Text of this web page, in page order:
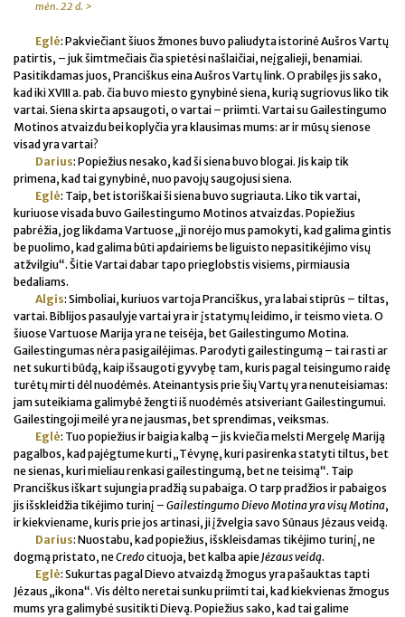
mėn. 22 d. >
Eglė: Pakviečiant šiuos žmones buvo paliudyta istorinė Aušros Vartų
patirtis, – juk šimtmečiais čia spietėsi našlaičiai, neįgalieji, benamiai.
Pasitikdamas juos, Pranciškus eina Aušros Vartų link. O prabilęs jis sako,
kad iki XVIII a. pab. čia buvo miesto gynybinė siena, kurią sugriovus liko tik
vartai. Siena skirta apsaugoti, o vartai – priimti. Vartai su Gailestingumo
Motinos atvaizdu bei koplyčia yra klausimas mums: ar ir mūsų sienose
visad yra vartai?
Darius: Popiežius nesako, kad ši siena buvo blogai. Jis kaip tik
primena, kad tai gynybinė, nuo pavojų saugojusi siena.
Eglė: Taip, bet istoriškai ši siena buvo sugriauta. Liko tik vartai,
kuriuose visada buvo Gailestingumo Motinos atvaizdas. Popiežius
pabrėžia, jog likdama Vartuose „ji norėjo mus pamokyti, kad galima gintis
be puolimo, kad galima būti apdairiems be liguisto nepasitikėjimo visų
atžvilgiu“. Šitie Vartai dabar tapo prieglobstis visiems, pirmiausia
bedaliams.
Algis: Simboliai, kuriuos vartoja Pranciškus, yra labai stiprūs – tiltas,
vartai. Biblijos pasaulyje vartai yra ir įstatymų leidimo, ir teismo vieta. O
šiuose Vartuose Marija yra ne teisėja, bet Gailestingumo Motina.
Gailestingumas nėra pasigailėjimas. Parodyti gailestingumą – tai rasti ar
net sukurti būdą, kaip išsaugoti gyvybę tam, kuris pagal teisingumo raidę
turėtų mirti dėl nuodėmės. Ateinantysis prie šių Vartų yra nenuteisiamas:
jam suteikiama galimybė žengti iš nuodėmės atsiveriant Gailestingumui.
Gailestingoji meilė yra ne jausmas, bet sprendimas, veiksmas.
Eglė: Tuo popiežius ir baigia kalbą – jis kviečia melsti Mergelę Mariją
pagalbos, kad pajėgtume kurti „Tėvynę, kuri pasirenka statyti tiltus, bet
ne sienas, kuri mieliau renkasi gailestingumą, bet ne teisimą“. Taip
Pranciškus iškart sujungia pradžią su pabaiga. O tarp pradžios ir pabaigos
jis išskleidžia tikėjimo turinį – Gailestingumo Dievo Motina yra visų Motina,
ir kiekviename, kuris prie jos artinasi, ji įžvelgia savo Sūnaus Jėzaus veidą.
Darius: Nuostabu, kad popiežius, išskleisdamas tikėjimo turinį, ne
dogmą pristato, neCredocituoja, bet kalba apie Jėzaus veidą.
Eglė: Sukurtas pagal Dievo atvaizdą žmogus yra pašauktas tapti
Jėzaus „ikona“. Vis dėlto neretai sunku priimti tai, kad kiekvienas žmogus
mums yra galimybė susitikti Dievą. Popiežius sako, kad tai galime